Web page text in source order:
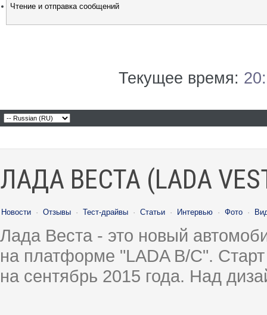
Чтение и отправка сообщений
Текущее время:
ЛАДА ВЕСТА (LADA
Новости · Отзывы · Тест-драйвы · Статьи · Интервью · Фото ·
Лада Веста - это новый
на платформе "LADA B/C".
на сентябрь 2015 года. Над